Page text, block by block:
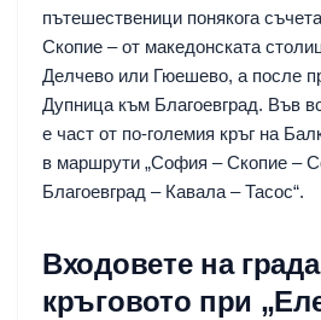
пътешественици понякога
Скопие – от македонската
Делчево или Гюешево, а после
Дупница към Благоевград. Във
е част от по-големия кръг на
в маршрути „София – Скопие –
Благоевград – Кавала – Тасос“.
Входовете на
кръговото при